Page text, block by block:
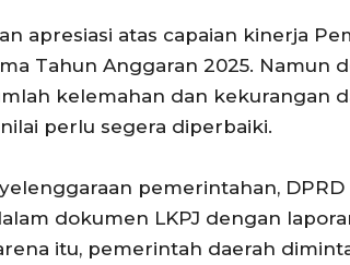
apresiasi atas capaian kinerja
Tahun Anggaran 2025. Namun
kelemahan dan kekurangan
perlu segera diperbaiki.
pemerintahan,
dokumen LKPJ dengan
itu, pemerintah daerah